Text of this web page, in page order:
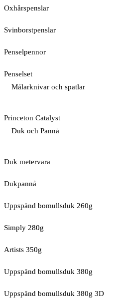
Oxhårspenslar
Svinborstpenslar
Penselpennor
Penselset
Målarknivar och spatlar
Princeton Catalyst
Duk och Pannå
Duk metervara
Dukpannå
Uppspänd bomullsduk 260g
Simply 280g
Artists 350g
Uppspänd bomullsduk 380g
Uppspänd bomullsduk 380g 3D